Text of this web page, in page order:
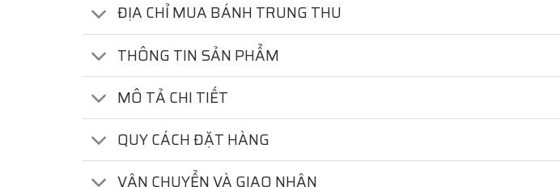
ĐỊA CHỈ MUA BÁNH TRUNG THU
THÔNG TIN SẢN PHẨM
MÔ TẢ CHI TIẾT
QUY CÁCH ĐẶT HÀNG
VẬN CHUYỂN VÀ GIAO NHẬN